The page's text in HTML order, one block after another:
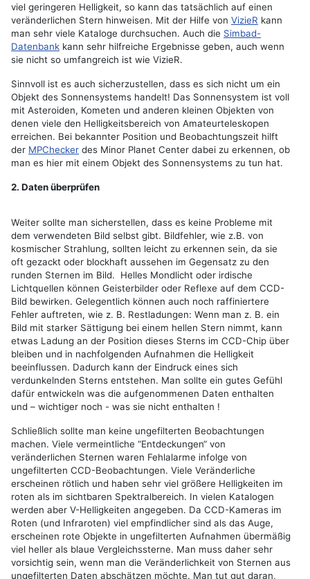
viel geringeren Helligkeit, so kann das tatsächlich auf einen
veränderlichen Stern hinweisen. Mit der Hilfe von VizieR kann
man sehr viele Kataloge durchsuchen. Auch die Simbad-
Datenbank kann sehr hilfreiche Ergebnisse geben, auch wenn
sie nicht so umfangreich ist wie VizieR.
Sinnvoll ist es auch sicherzustellen, dass es sich nicht um ein
Objekt des Sonnensystems handelt! Das Sonnensystem ist voll
mit Asteroiden, Kometen und anderen kleinen Objekten von
denen viele den Helligkeitsbereich von Amateurteleskopen
erreichen. Bei bekannter Position und Beobachtungszeit hilft
der MPChecker des Minor Planet Center dabei zu erkennen, ob
man es hier mit einem Objekt des Sonnensystems zu tun hat.
2. Daten überprüfen
Weiter sollte man sicherstellen, dass es keine Probleme mit
dem verwendeten Bild selbst gibt. Bildfehler, wie z.B. von
kosmischer Strahlung, sollten leicht zu erkennen sein, da sie
oft gezackt oder blockhaft aussehen im Gegensatz zu den
runden Sternen im Bild. Helles Mondlicht oder irdische
Lichtquellen können Geisterbilder oder Reflexe auf dem CCD-
Bild bewirken. Gelegentlich können auch noch raffiniertere
Fehler auftreten, wie z. B. Restladungen: Wenn man z. B. ein
Bild mit starker Sättigung bei einem hellen Stern nimmt, kann
etwas Ladung an der Position dieses Sterns im CCD-Chip über
bleiben und in nachfolgenden Aufnahmen die Helligkeit
beeinflussen. Dadurch kann der Eindruck eines sich
verdunkelnden Sterns entstehen. Man sollte ein gutes Gefühl
dafür entwickeln was die aufgenommenen Daten enthalten
und – wichtiger noch - was sie nicht enthalten !
Schließlich sollte man keine ungefilterten Beobachtungen
machen. Viele vermeintliche “Entdeckungen“ von
veränderlichen Sternen waren Fehlalarme infolge von
ungefilterten CCD-Beobachtungen. Viele Veränderliche
erscheinen rötlich und haben sehr viel größere Helligkeiten im
roten als im sichtbaren Spektralbereich. In vielen Katalogen
werden aber V-Helligkeiten angegeben. Da CCD-Kameras im
Roten (und Infraroten) viel empfindlicher sind als das Auge,
erscheinen rote Objekte in ungefilterten Aufnahmen übermäßig
viel heller als blaue Vergleichssterne. Man muss daher sehr
vorsichtig sein, wenn man die Veränderlichkeit von Sternen aus
ungefilterten Daten abschätzen möchte. Man tut gut daran,